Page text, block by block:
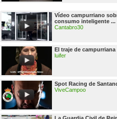
Vídeo campurriano
consumo inteligente ...
Cantabro30
El traje de campurriana
luifer
Spot Racing de
ViveCampoo